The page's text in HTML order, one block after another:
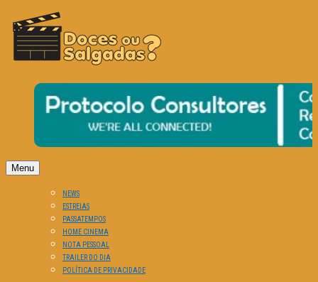
DOCES OU SALGADAS?
O Cinema? Uma Paixão!!
Menu
NEWS
ESTREIAS
PASSATEMPOS
HOME CINEMA
NOTA PESSOAL
TRAILER DO DIA
POLÍTICA DE PRIVACIDADE